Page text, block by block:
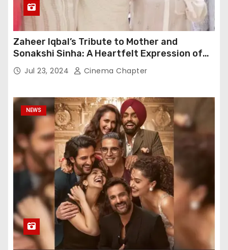
Zaheer Iqbal’s Tribute to Mother and
Sonakshi Sinha: A Heartfelt Expression of
Gratitude
Jul 23, 2024 Cinema Chapter
NEWS